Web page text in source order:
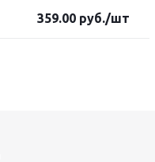
359.00руб./шт